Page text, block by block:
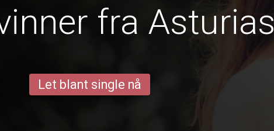
fra Asturias
Let blant single nå